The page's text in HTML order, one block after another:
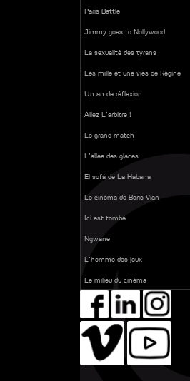
Paris Battle
Jimmy goes to Nollywood
La sexualité des tyrans
Les mille et une vies de Régine
Un an de réflexion
Allez L'arbitre !
Le grand match
L’allée des glaces
El sofá de La Habana
Le cinéma de Boris Vian
Ici est tombé
Ngwane
L’homme des jeux
Le milieu du cinéma